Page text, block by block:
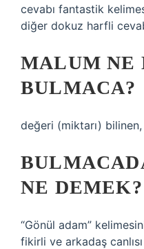
cevabı fantastik
diğer dokuz harfli
MALUM NE
BULMACA?
değeri (miktarı)
NE DEMEK?
“Gönül adam”
fikirli ve arkadaş